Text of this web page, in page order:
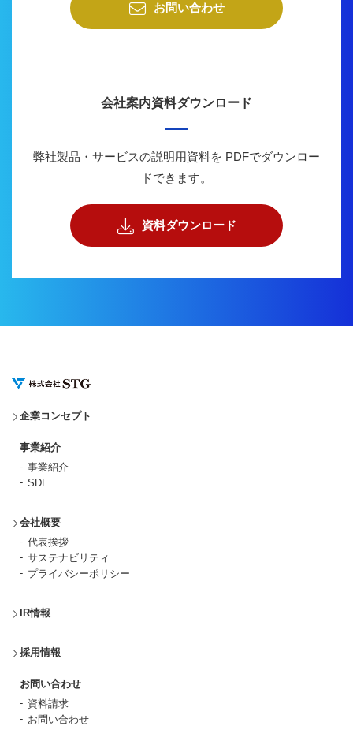
お問い合わせ
会社案内資料ダウンロード
弊社製品・サービスの説明用資料を PDFでダウンロー
ドできます。
資料ダウンロード
企業コンセプト
事業紹介
事業紹介
SDL
会社概要
代表挨拶
サステナビリティ
プライバシーポリシー
IR情報
採用情報
お問い合わせ
資料請求
お問い合わせ